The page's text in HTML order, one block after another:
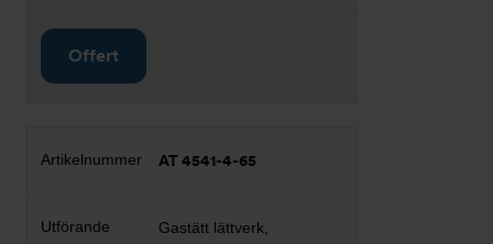
Offert
AT 4541-4-65
Gastätt lättverk,